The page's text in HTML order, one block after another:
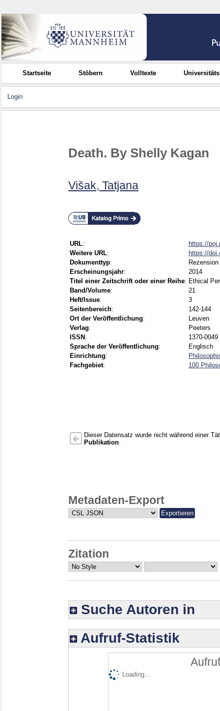
Startseite Stöbern Volltexte
Login
Death. By Shelly Kagan
Višak, Tatjana
URL:
https://
Weitere URL:
https://
Dokumenttyp:
Rezension
Erscheinungsjahr:
2014
Titel einer Zeitschrift oder einer Reihe: Ethical
Band/Volume:
21
Heft/Issue:
3
Seitenbereich:
142-144
Ort der Veröffentlichung:
Leuven
Verlag:
Peeters
ISSN :
1370-
Sprache der Veröffentlichung:
Englisch
Einrichtung:
Fachgebiet: 100
Dieser Datensatz wurde nicht während einer
Publikation
Metadaten-Export
Zitation
Suche Autoren in
Aufruf-Statistik
Loading...